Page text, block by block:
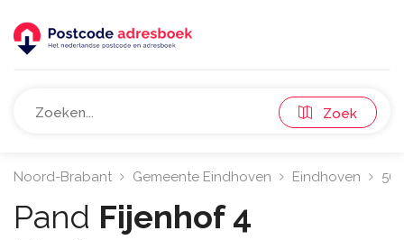
Zoek
Noord-Brabant Gemeente Eindhoven Eindhoven
Pand Fijenhof 4